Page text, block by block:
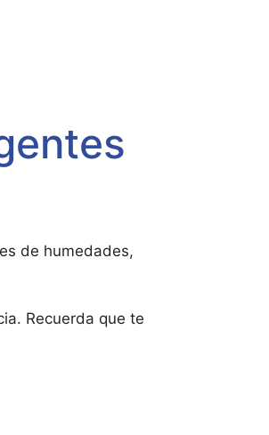
de humedades,
Recuerda que te